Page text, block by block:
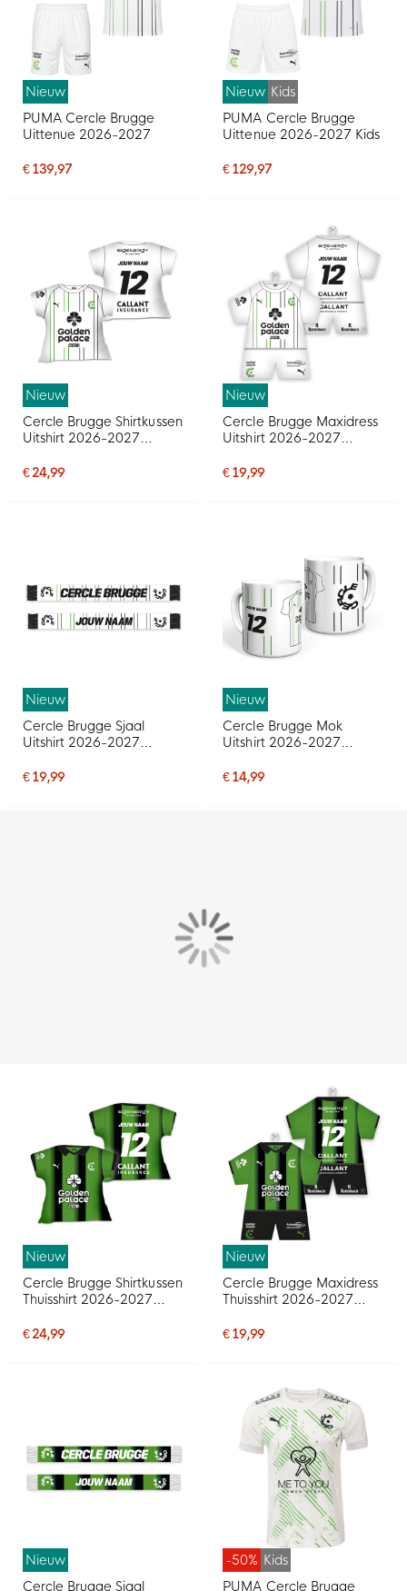
Nieuw
PUMA Cercle Brugge
Uittenue 2026-2027
€ 139,97
Nieuw Kids
PUMA Cercle Brugge
Uittenue 2026-2027 Kids
€ 129,97
Nieuw
Cercle Brugge Shirtkussen
Uitshirt 2026-2027
€ 24,99
Nieuw
Cercle Brugge Maxidress
Uitshirt 2026-2027
€ 19,99
Nieuw
Cercle Brugge Sjaal
Uitshirt 2026-2027
€ 19,99
Nieuw
Cercle Brugge Mok
Uitshirt 2026-2027
€ 14,99
Nieuw
Cercle Brugge Shirtkussen
Thuisshirt 2026-2027
€ 24,99
Nieuw
Cercle Brugge Maxidress
Thuisshirt 2026-2027
€ 19,99
Nieuw
Cercle Brugge Sjaal
-50% Kids
PUMA Cercle Brugge